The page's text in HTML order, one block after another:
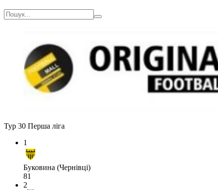
Тур 30 Перша ліга
1
Буковина (Чернівці)
81
2